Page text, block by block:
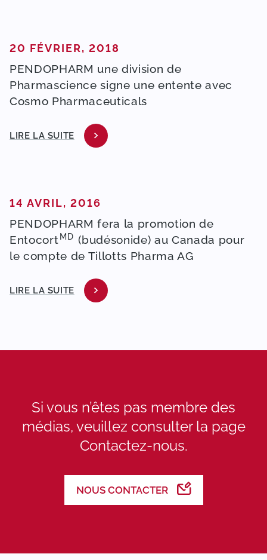
PUBLIÉ DANS
20 FÉVRIER, 2018
PENDOPHARM une division de
Pharmascience signe une entente avec
Cosmo Pharmaceuticals
LIRE LA SUITE
PUBLIÉ DANS
14 AVRIL, 2016
PENDOPHARM fera la promotion de
Entocort MD (budésonide) au Canada pour
le compte de Tillotts Pharma AG
LIRE LA SUITE
Si vous n’êtes pas membre des
médias, veuillez consulter la page
Contactez-nous.
NOUS CONTACTER